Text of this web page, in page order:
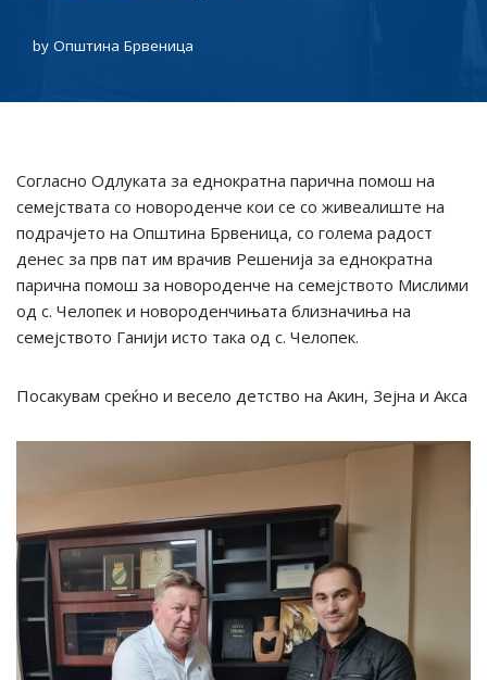
by Општина Брвеница
Согласно Одлуката за еднократна парична помош на
семејствата со новороденче кои се со живеалиште на
подрачјето на Општина Брвеница, со голема радост
денес за прв пат им врачив Решенија за еднократна
парична помош за новороденче на семејството Мислими
од с. Челопек и новороденчињата близначиња на
семејството Ганији исто така од с. Челопек.
Посакувам среќно и весело детство на Акин, Зејна и Акса